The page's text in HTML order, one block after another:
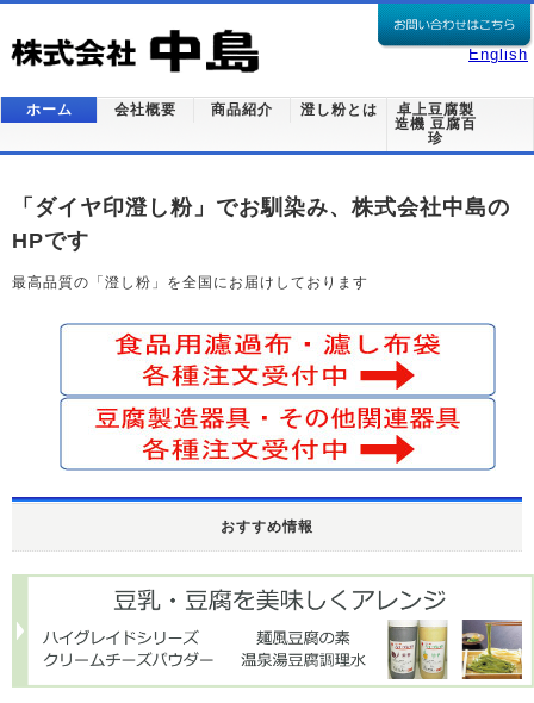
English
ホーム 会社概要 商品紹介 澄し粉とは
卓上豆腐製
造機 豆腐百
珍
「ダイヤ印澄し粉」でお馴染み、株式会社中島の
HPです
最高品質の「澄し粉」を全国にお届けしております
おすすめ情報